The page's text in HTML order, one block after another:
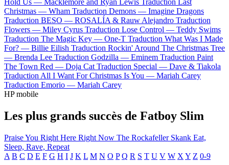
Hold Us — Macklemore and Ryan Lewis Traduction Last
Christmas — Wham Traduction Demons — Imagine Dragons
Traduction BESO — ROSALÍA & Rauw Alejandro Traduction
Flowers — Miley Cyrus Traduction Lose Control — Teddy Swims
Traduction The Magic Key — One-T Traduction What Was I Made
For? — Billie Eilish Traduction Rockin' Around The Christmas Tree
— Brenda Lee Traduction Godzilla — Eminem Traduction Paint
The Town Red — Doja Cat Traduction Special — Dave & Tiakola
Traduction All I Want For Christmas Is You — Mariah Carey
Traduction Emorio — Mariah Carey
HP mobile
Les plus grands succès de Fatboy Slim
Praise You Right Here Right Now The Rockafeller Skank Eat,
Sleep, Rave, Repeat
A B C D E F G H I J K L M N O P Q R S T U V W X Y Z 0-9